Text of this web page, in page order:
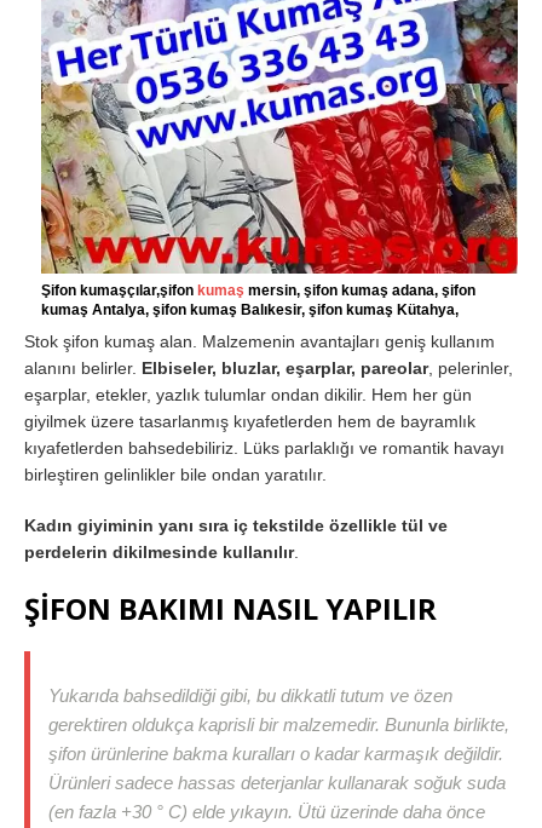
Şifon kumaşçılar,şifon kumaş mersin, şifon kumaş adana, şifon
kumaş Antalya, şifon kumaş Balıkesir, şifon kumaş Kütahya,
Stok şifon kumaş alan. Malzemenin avantajları geniş kullanım
alanını belirler. Elbiseler, bluzlar, eşarplar, pareolar, pelerinler,
eşarplar, etekler, yazlık tulumlar ondan dikilir. Hem her gün
giyilmek üzere tasarlanmış kıyafetlerden hem de bayramlık
kıyafetlerden bahsedebiliriz. Lüks parlaklığı ve romantik havayı
birleştiren gelinlikler bile ondan yaratılır.
Kadın giyiminin yanı sıra iç tekstilde özellikle tül ve
perdelerin dikilmesinde kullanılır.
ŞİFON BAKIMI NASIL YAPILIR
Yukarıda bahsedildiği gibi, bu dikkatli tutum ve özen
gerektiren oldukça kaprisli bir malzemedir. Bununla birlikte,
şifon ürünlerine bakma kuralları o kadar karmaşık değildir.
Ürünleri sadece hassas deterjanlar kullanarak soğuk suda
(en fazla +30 ° C) elde yıkayın. Ütü üzerinde daha önce